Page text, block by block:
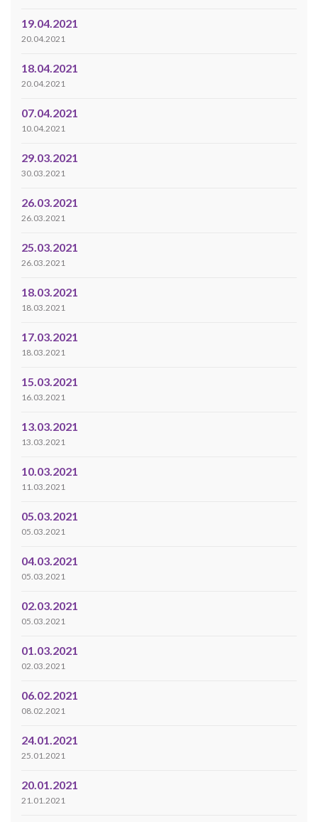
19.04.2021
20.04.2021
18.04.2021
20.04.2021
07.04.2021
10.04.2021
29.03.2021
30.03.2021
26.03.2021
26.03.2021
25.03.2021
26.03.2021
18.03.2021
18.03.2021
17.03.2021
18.03.2021
15.03.2021
16.03.2021
13.03.2021
13.03.2021
10.03.2021
11.03.2021
05.03.2021
05.03.2021
04.03.2021
05.03.2021
02.03.2021
05.03.2021
01.03.2021
02.03.2021
06.02.2021
08.02.2021
24.01.2021
25.01.2021
20.01.2021
21.01.2021